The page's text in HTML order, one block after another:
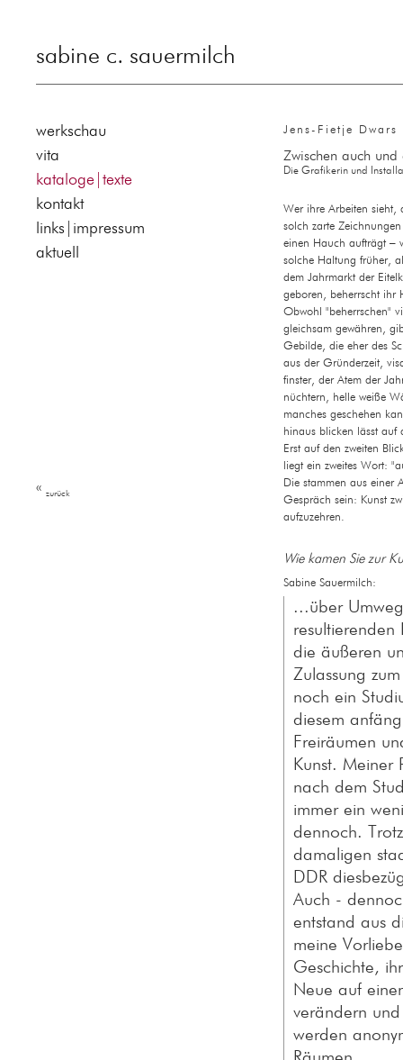
sabine c. sauermilch
werkschau
vita
kataloge|texte
kontakt
links|impressum
aktuell
« zurück
Jens-Fietje Dwars
Zwischen auch und
Die Grafikerin und
Wer ihre Arbeiten sieht,
solch zarte
einen Hauch aufträgt –
solche Haltung früher,
dem Jahrmarkt der
geboren, beherrscht ihr
Obwohl "beherrschen"
gleichsam gewähren,
Gebilde, die eher des
aus der Gründerzeit,
finster, der Atem der
nüchtern, helle weiße
manches geschehen
hinaus blicken lässt auf
Erst auf den zweiten
liegt ein zweites Wort:
Die stammen aus einer
Gespräch sein: Kunst
aufzuzehren.
Wie kamen Sie zur
Sabine Sauermilch:
...über
die äußeren
Zulassung
noch ein
diesem
Freiräumen
Kunst. Meiner
nach dem
immer ein
dennoch.
damaligen
DDR
Auch -
entstand aus
meine
Geschichte,
Neue auf
verändern
werden